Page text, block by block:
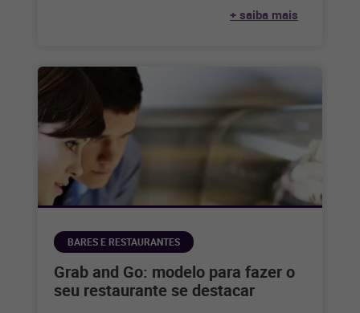
+ saiba mais
BARES E RESTAURANTES
Grab and Go: modelo para fazer o
seu restaurante se destacar